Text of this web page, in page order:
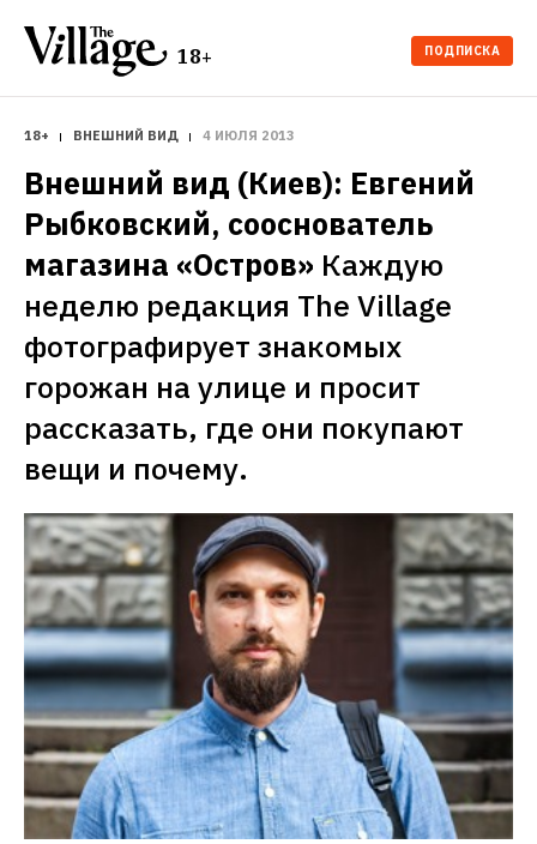
18+ ПОДПИСКА
18+ ВНЕШНИЙ ВИД 4 ИЮЛЯ 2013
Внешний вид (Киев): Евгений
Рыбковский, сооснователь
магазина «Остров» Каждую
неделю редакция The Village
фотографирует знакомых
горожан на улице и просит
рассказать, где они покупают
вещи и почему.